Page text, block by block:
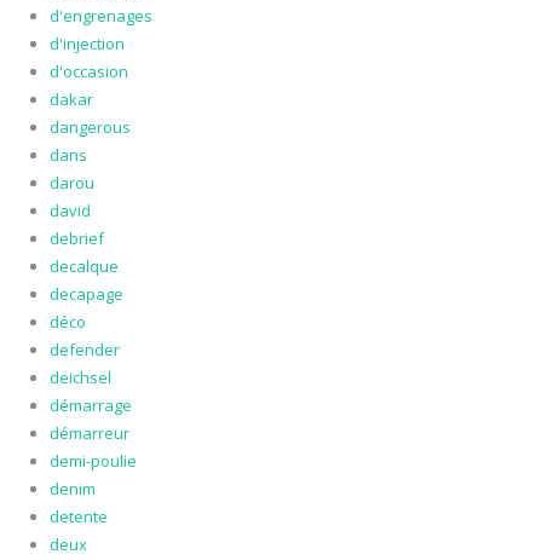
d'engrenages
d'injection
d'occasion
dakar
dangerous
dans
darou
david
debrief
decalque
decapage
déco
defender
deichsel
démarrage
démarreur
demi-poulie
denim
detente
deux